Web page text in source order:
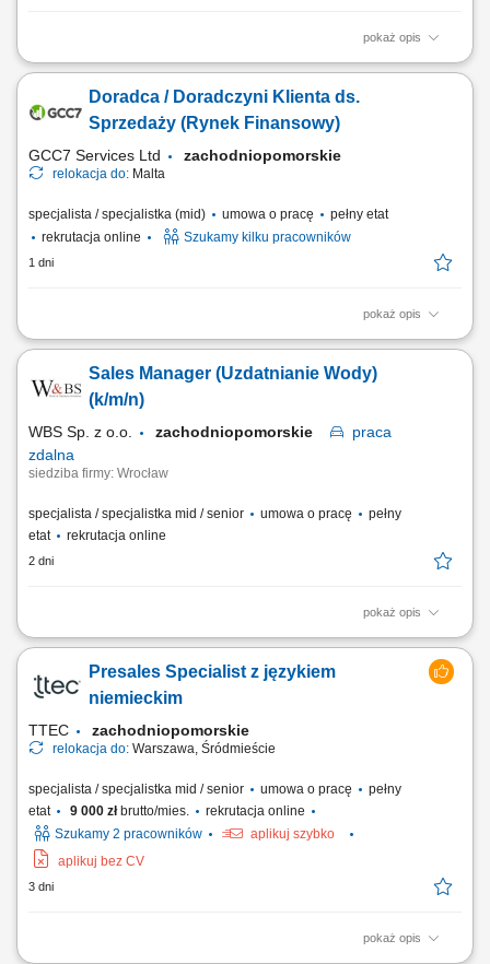
pokaż opis
Opis stanowiska pozyskiwanie informacji o potencjalnych klientach i
oraz budowanie zainteresowania ofertą, współpraca z zespołem
sprzedaży w zakresie przygotowywania nowych możliwości
Doradca / Doradczyni Klienta ds.
Sprzedaży (Rynek Finansowy)
GCC7 Services Ltd zachodniopomorskie
relokacja do: Malta
specjalista / specjalistka (mid) umowa o pracę
pełny etat
rekrutacja online
Szukamy kilku pracowników
1 dni
pokaż opis
Zakres obowiązków: Telefoniczny kontakt z klientami zainteresowanymi
edukacji finansowej. Budowanie długofalowych relacji z klientami oraz
pozyskiwanie nowych odbiorców dla partnerów biznesowych.
Sales Manager (Uzdatnianie Wody)
(k/m/n)
WBS Sp. z o.o. zachodniopomorskie
praca
zdalna
siedziba firmy: Wrocław
specjalista / specjalistka mid / senior umowa o pracę
pełny
etat
rekrutacja online
2 dni
pokaż opis
Opis stanowiska pracy/zadania: Aktywne pozyskiwanie nowych klientów
i rozwijanie sieci partnerów. Utrzymywanie stałego kontaktu z obecnymi
klientami oraz zapewnianie im bieżącego wsparcia. Prowadzenie
negocjacji handlowych oraz przygotowywanie ofert dopasowanych do
Presales Specialist z językiem
niemieckim
TTEC zachodniopomorskie
relokacja do: Warszawa, Śródmieście
specjalista / specjalistka mid / senior umowa o pracę
pełny
etat
9 000 złbrutto/mies.
rekrutacja online
Szukamy 2 pracowników
aplikuj szybko
aplikuj bez CV
3 dni
pokaż opis